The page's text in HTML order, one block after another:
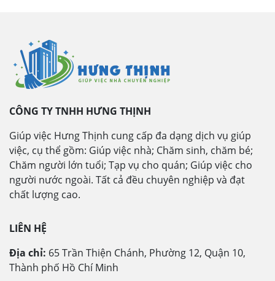
CÔNG TY TNHH HƯNG THỊNH
Giúp việc Hưng Thịnh cung cấp đa dạng dịch vụ giúp
việc, cụ thể gồm: Giúp việc nhà; Chăm sinh, chăm bé;
Chăm người lớn tuổi; Tạp vụ cho quán; Giúp việc cho
người nước ngoài. Tất cả đều chuyên nghiệp và đạt
chất lượng cao.
LIÊN HỆ
Địa chỉ: 65 Trần Thiện Chánh, Phường 12, Quận 10,
Thành phố Hồ Chí Minh